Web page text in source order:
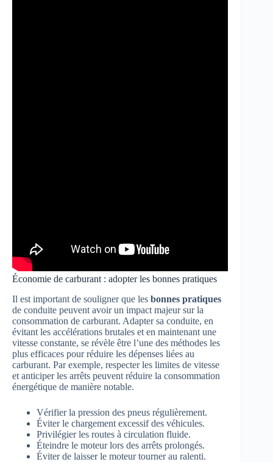
Économie de carburant : adopter les bonnes pratiques
Il est important de souligner que les bonnes pratiques
de conduite peuvent avoir un impact majeur sur la
consommation de carburant. Adapter sa conduite, en
évitant les accélérations brutales et en maintenant une
vitesse constante, se révèle être l’une des méthodes les
plus efficaces pour réduire les dépenses liées au
carburant. Par exemple, respecter les limites de vitesse
et anticiper les arrêts peuvent réduire la consommation
énergétique de manière notable.
Vérifier la pression des pneus régulièrement.
Éviter le chargement excessif des véhicules.
Privilégier les routes à circulation fluide.
Éteindre le moteur lors des arrêts prolongés.
Éviter de laisser le moteur tourner au ralenti.